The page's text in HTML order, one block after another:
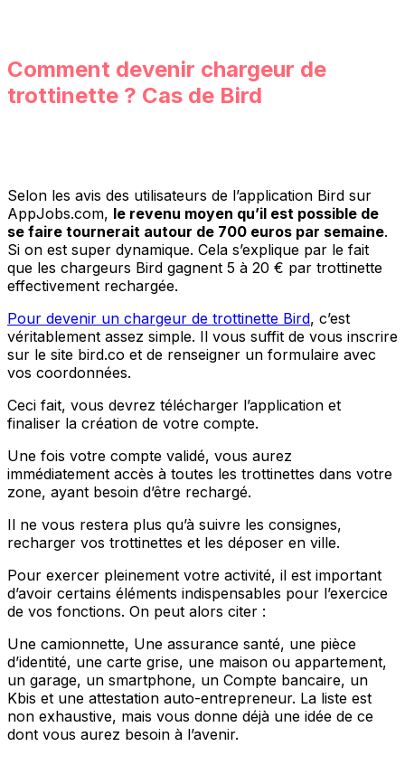
Comment devenir chargeur de
trottinette ? Cas de Bird
Selon les avis des utilisateurs de l’application Bird sur
AppJobs.com, le revenu moyen qu’il est possible de
se faire tournerait autour de 700 euros par semaine.
Si on est super dynamique. Cela s’explique par le fait
que les chargeurs Bird gagnent 5 à 20 € par trottinette
effectivement rechargée.
Pour devenir un chargeur de trottinette Bird, c’est
véritablement assez simple. Il vous suffit de vous inscrire
sur le site bird.co et de renseigner un formulaire avec
vos coordonnées.
Ceci fait, vous devrez télécharger l’application et
finaliser la création de votre compte.
Une fois votre compte validé, vous aurez
immédiatement accès à toutes les trottinettes dans votre
zone, ayant besoin d’être rechargé.
Il ne vous restera plus qu’à suivre les consignes,
recharger vos trottinettes et les déposer en ville.
Pour exercer pleinement votre activité, il est important
d’avoir certains éléments indispensables pour l’exercice
de vos fonctions. On peut alors citer :
Une camionnette, Une assurance santé, une pièce
d’identité, une carte grise, une maison ou appartement,
un garage, un smartphone, un Compte bancaire, un
Kbis et une attestation auto-entrepreneur. La liste est
non exhaustive, mais vous donne déjà une idée de ce
dont vous aurez besoin à l’avenir.